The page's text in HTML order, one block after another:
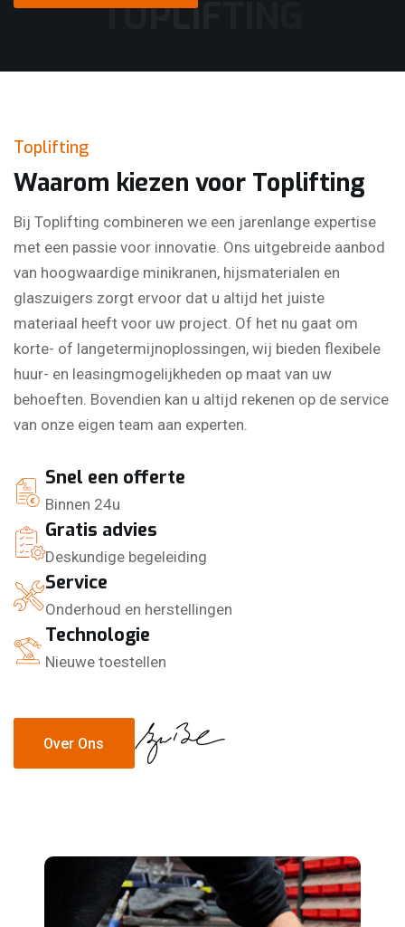
TOPLIFTING
Toplifting
Waarom kiezen voor Toplifting
Bij Toplifting combineren we een jarenlange expertise
met een passie voor innovatie. Ons uitgebreide aanbod
van hoogwaardige minikranen, hijsmaterialen en
glaszuigers zorgt ervoor dat u altijd het juiste
materiaal heeft voor uw project. Of het nu gaat om
korte- of langetermijnoplossingen, wij bieden flexibele
huur- en leasingmogelijkheden op maat van uw
behoeften. Bovendien kan u altijd rekenen op de service
van onze eigen team aan experten.
Snel een offerte
Binnen 24u
Gratis advies
Deskundige begeleiding
Service
Onderhoud en herstellingen
Technologie
Nieuwe toestellen
Over Ons